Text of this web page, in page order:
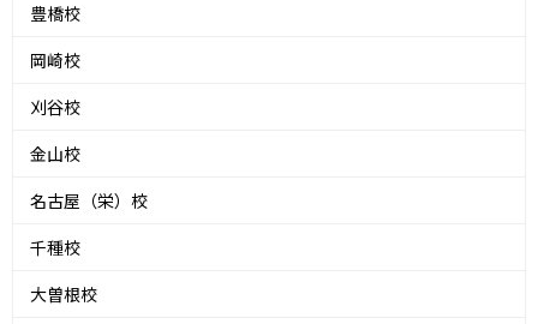
豊橋校
岡崎校
刈谷校
金山校
名古屋（栄）校
千種校
大曽根校